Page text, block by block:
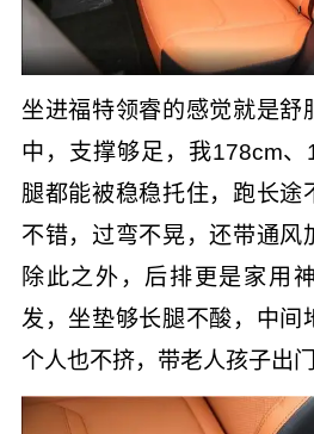
坐进福特领睿的感觉就是舒
中，支撑够足，我178cm
腿都能被稳稳托住，跑长途
不错，过弯不晃，还带通风
除此之外，后排更是家用
发，坐垫够长腿不酸，中间
个人也不挤，带老人孩子出